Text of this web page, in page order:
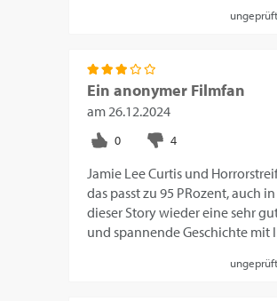
Ein anonymer Filmfan
am 26.12.2024
Jamie Lee Curtis und
das passt zu 95 PRozent, auch in
dieser Story wieder eine sehr
und spannende Geschichte mit